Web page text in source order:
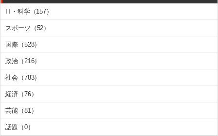
IT・科学（157）
スポーツ（52）
国際（528）
政治（216）
社会（783）
経済（76）
芸能（81）
話題（0）